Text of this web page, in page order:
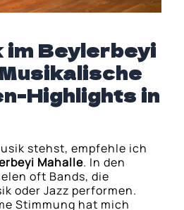
im Beylerbeyi
Highlights in
stehst, empfehle ich
Mahalle. In den
oft Bands, die
oder Jazz performen.
Stimmung hat mich